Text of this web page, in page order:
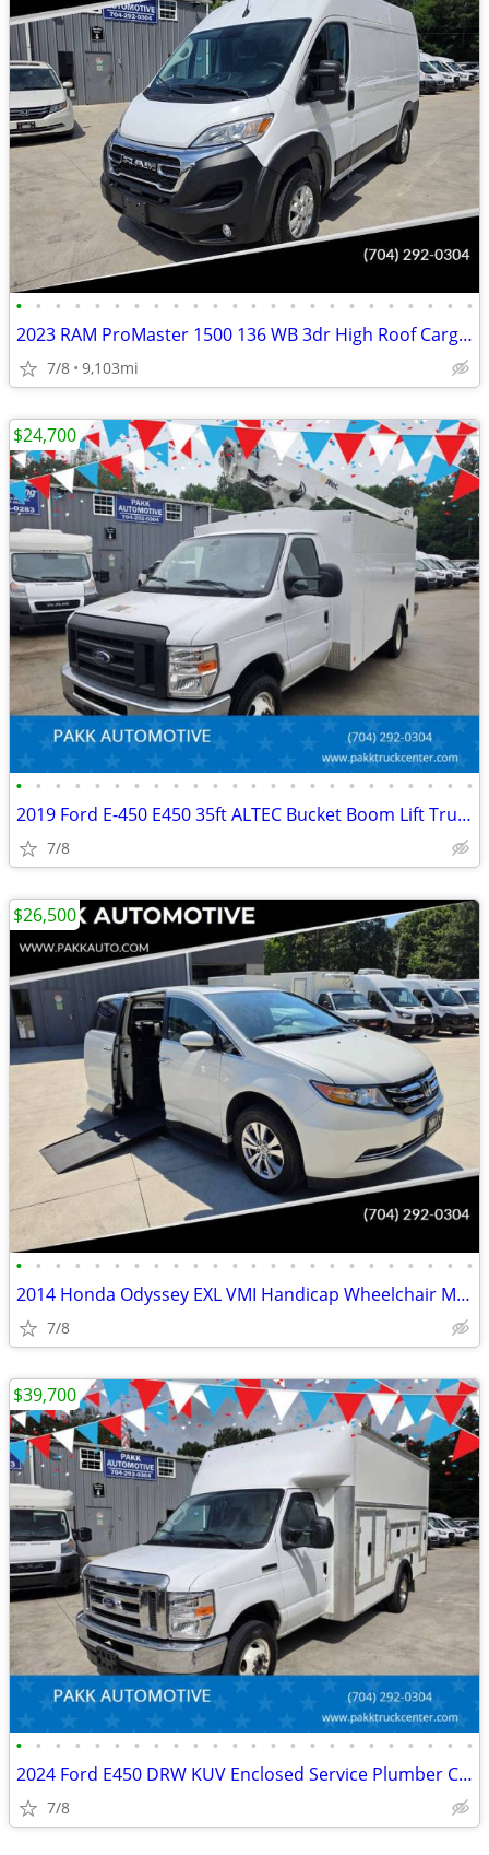
• • • • • • • • • • • • • • • • • • • • • • • •
2023 RAM ProMaster 1500 136 WB 3dr High Roof Cargo Van
7/8 9,103mi
• • • • • • • • • • • • • • • • • • • • • • • •
2019 Ford E-450 E450 35ft ALTEC Bucket Boom Lift Truck Enclosed Box
7/8
$24,700
• • • • • • • • • • • • • • • • • • • • • • • •
2014 Honda Odyssey EXL VMI Handicap Wheelchair Mobility Van Side Ramp
7/8
$26,500
• • • • • • • • • • • • • • • • • • • • • • • •
2024 Ford E450 DRW KUV Enclosed Service Plumber Contractor Box Truck
7/8
$39,700